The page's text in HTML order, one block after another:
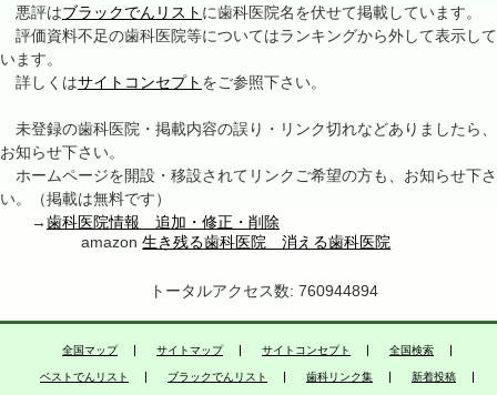
悪評はブラックでんリスト に歯科医院名を伏せて掲載しています。
評価資料不足の歯科医院等についてはランキングから外して表示して
います。
詳しくはサイトコンセプト をご参照下さい。
未登録の歯科医院・掲載内容の誤り・リンク切れなどありましたら、
お知らせ下さい。
ホームページを開設・移設されてリンクご希望の方も、お知らせ下さ
い。（掲載は無料です）
→歯科医院情報 追加・修正・削除
amazon生き残る歯科医院 消える歯科医院
トータルアクセス数: 760944894
全国マップ サイトマップ サイトコンセプト 全国検索
ベストでんリスト ブラックでんリスト 歯科リンク集 新着投稿